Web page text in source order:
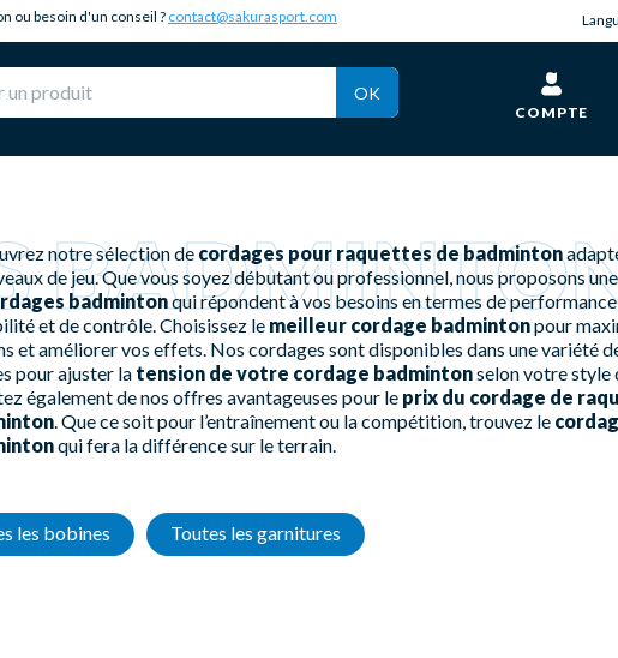
ou besoin d'un conseil ?contact@sakurasport.com
OK
COMPTE
notre sélection de cordages pour raquettes de badminton
de jeu. Que vous soyez débutant ou professionnel, nous proposons
badmintonqui répondent à vos besoins en termes de
et de contrôle. Choisissez le meilleur cordage badmintonpour
et améliorer vos effets. Nos cordages sont disponibles dans une variété
pour ajuster la tension de votre cordage badmintonselon votre style
également de nos offres avantageuses pour le prix du cordage de
. Que ce soit pour l’entraînement ou la compétition, trouvez le
qui fera la différence sur le terrain.
les bobines Toutes les garnitures